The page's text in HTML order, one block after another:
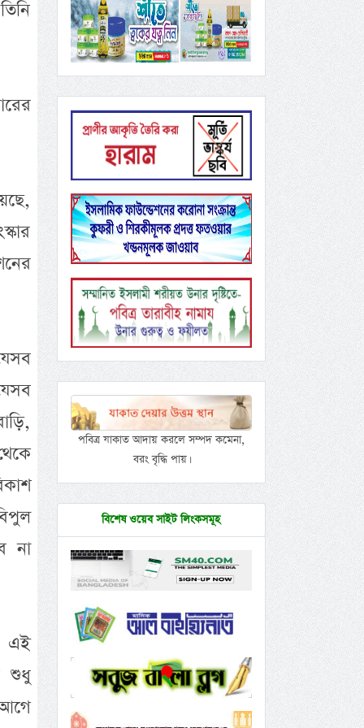
না
এই
শুধু
পবিত্র যাকাত আদায় করলে সম্পদ কমেনা,
বরং বৃদ্ধি পায়।
বিশেষ ওয়েব সাইট লিংকসমূহ